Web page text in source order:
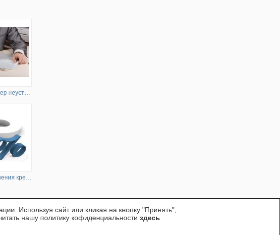
Используя сайт или кликая на кнопку "Принять",
нашу политику кофиденциальности здесь